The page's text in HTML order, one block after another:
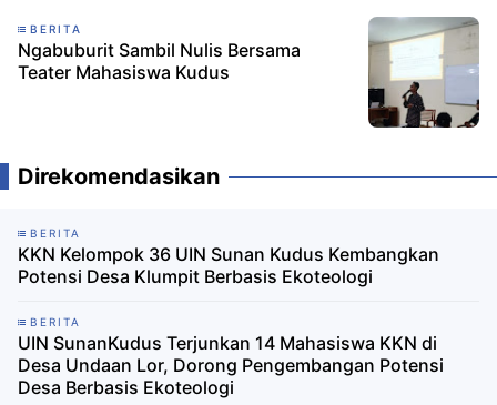
BERITA
Ngabuburit Sambil Nulis Bersama
Teater Mahasiswa Kudus
Direkomendasikan
BERITA
KKN Kelompok 36 UIN Sunan Kudus Kembangkan
Potensi Desa Klumpit Berbasis Ekoteologi
BERITA
UIN SunanKudus Terjunkan 14 Mahasiswa KKN di
Desa Undaan Lor, Dorong Pengembangan Potensi
Desa Berbasis Ekoteologi